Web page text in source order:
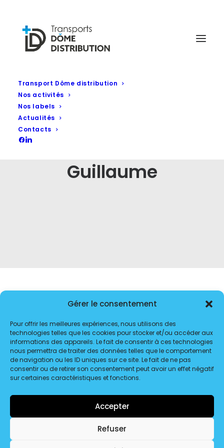
Gérer le consentement
Pour offrir les meilleures expériences, nous utilisons des
technologies telles que les cookies pour stocker et/ou accéder aux
informations des appareils. Le fait de consentir à ces technologies
nous permettra de traiter des données telles que le comportement
de navigation ou les ID uniques sur ce site. Le fait de ne pas
consentir ou de retirer son consentement peut avoir un effet négatif
sur certaines caractéristiques et fonctions.
Accepter
Refuser
Transport Dôme distribution
Nos activités
Nos labels
Actualités
Contacts
Guillaume
1 2 3